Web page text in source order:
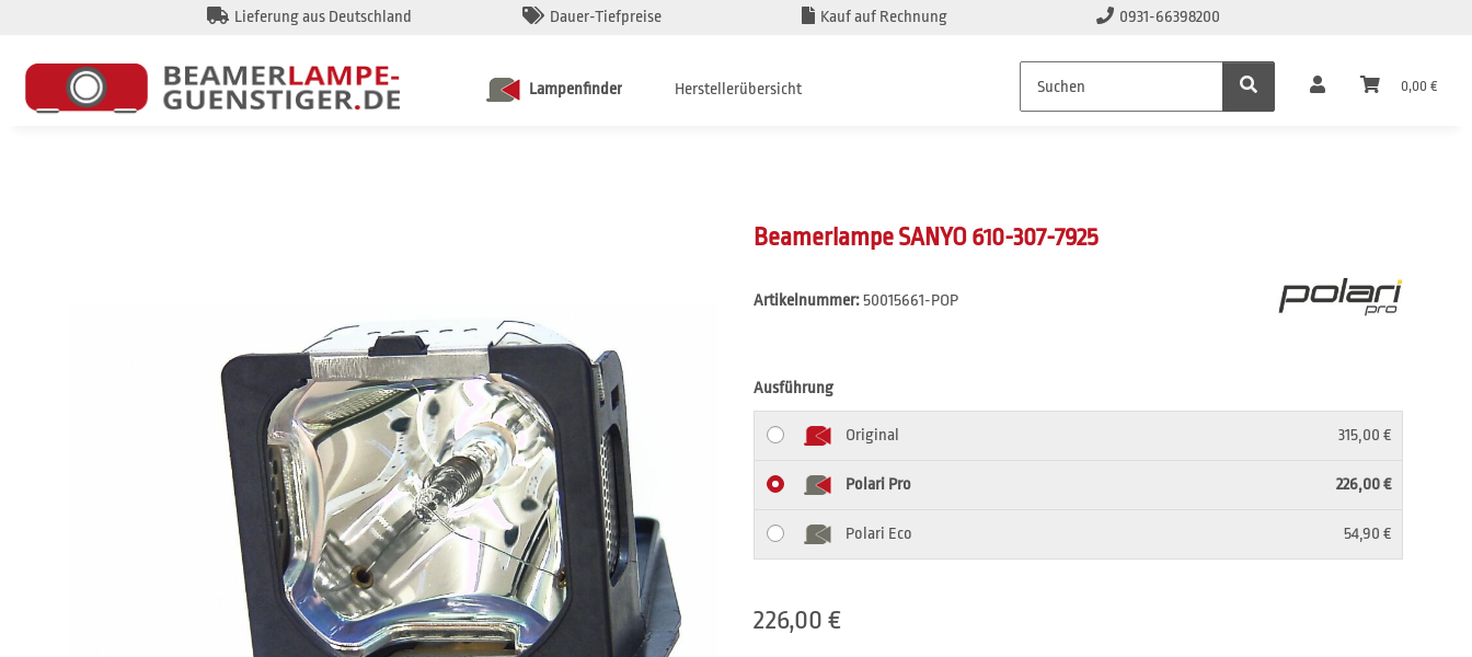
Lieferung aus Deutschland Dauer-Tiefpreise Kauf auf Rechnung 0931-66398200
0,00 €
Lampenfinder Herstellerübersicht
Beamerlampe SANYO 610-307-7925
Artikelnummer:50015661-POP
Ausführung
Original 315,00 €
Polari Pro 226,00 €
Polari Eco 54,90 €
226,00 €